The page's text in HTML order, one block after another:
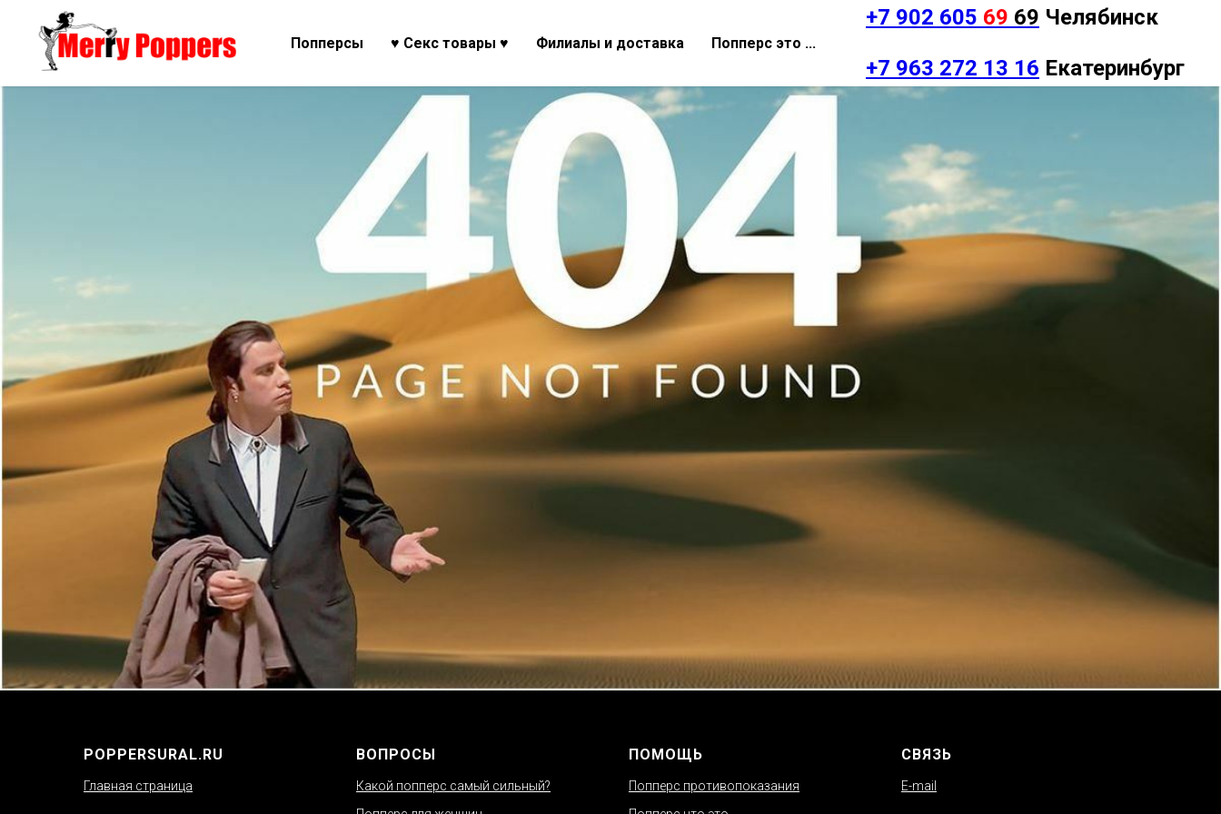
Попперсы ♥ Секс товары ♥ Филиалы и доставка Попперс это ...
+7 902 605 69 69 Челябинск
+7 963 272 13 16 Екатеринбург
POPPERSURAL.RU
Главная страница
ВОПРОСЫ
Какой попперс самый сильный?
ПОМОЩЬ
Попперс противопоказания
СВЯЗЬ
E-mail